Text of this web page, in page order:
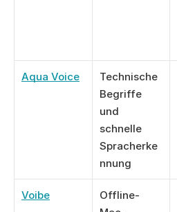
Aqua Voice
Technische
Begriffe
und
schnelle
Spracherke
nnung
Voibe
Offline-